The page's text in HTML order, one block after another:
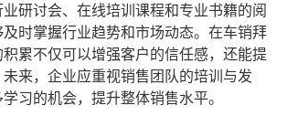
研讨会、在线培训课程和专业书籍的阅
时掌握行业趋势和市场动态。在车销拜
累不仅可以增强客户的信任感，还能提
来，企业应重视销售团队的培训与发
习的机会，提升整体销售水平。